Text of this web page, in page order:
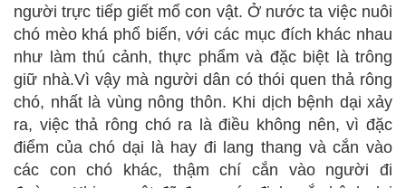
người trực tiếp giết mổ con vật. Ở nước ta việc nuôi
chó mèo khá phổ biến, với các mục đích khác nhau
như làm thú cảnh, thực phẩm và đặc biệt là trông
giữ nhà.Vì vậy mà người dân có thói quen thả rông
chó, nhất là vùng nông thôn. Khi dịch bệnh dại xảy
ra, việc thả rông chó ra là điều không nên, vì đặc
điểm của chó dại là hay đi lang thang và cắn vào
các con chó khác, thậm chí cắn vào người đi